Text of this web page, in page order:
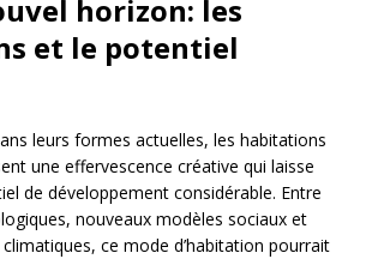
horizon: les
et le potentiel
leurs formes actuelles, les habitations
une effervescence créative qui laisse
de développement considérable. Entre
nouveaux modèles sociaux et
ce mode d’habitation pourrait